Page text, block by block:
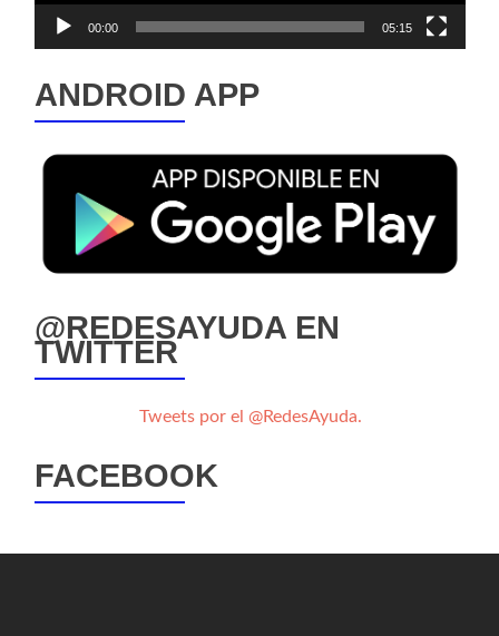
00:00 05:15
ANDROID APP
@REDESAYUDA EN
TWITTER
Tweets por el @RedesAyuda.
FACEBOOK